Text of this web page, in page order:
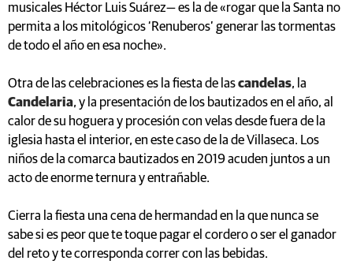
musicales Héctor Luis Suárez— es la de «rogar que la Santa no
permita a los mitológicos ‘Renuberos’ generar las tormentas
de todo el año en esa noche».
Otra de las celebraciones es la fiesta de lascandelas, la
Candelaria, y la presentación de los bautizados en el año, al
calor de su hoguera y procesión con velas desde fuera de la
iglesia hasta el interior, en este caso de la de Villaseca. Los
niños de la comarca bautizados en 2019 acuden juntos a un
acto de enorme ternura y entrañable.
Cierra la fiesta una cena de hermandad en la que nunca se
sabe si es peor que te toque pagar el cordero o ser el ganador
del reto y te corresponda correr con las bebidas.